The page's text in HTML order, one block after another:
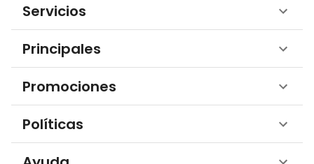
Servicios
Principales
Promociones
Políticas